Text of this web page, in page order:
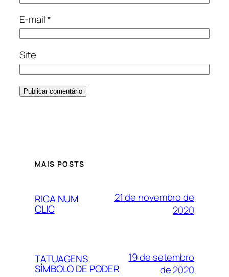
E-mail*
Site
MAIS POSTS
RICA NUM
CLIC
21 de novembro de
2020
TATUAGENS
SÍMBOLO DE PODER
19 de setembro
de 2020